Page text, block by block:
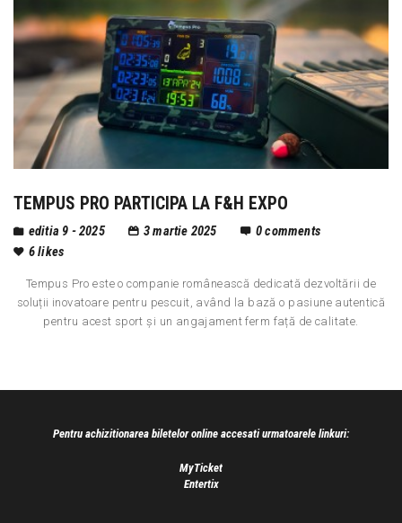
TEMPUS PRO PARTICIPA LA F&H EXPO
editia 9 - 2025 3 martie 2025 0comments
6likes
Tempus Pro este o companie românească dedicată dezvoltării de
soluții inovatoare pentru pescuit, având la bază o pasiune autentică
pentru acest sport și un angajament ferm față de calitate.
Pentru achizitionarea biletelor online accesati urmatoarele linkuri:
MyTicket
Entertix